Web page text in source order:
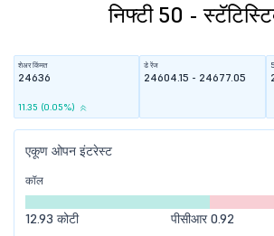
निफ्टी 50 -
शेअर किंमत
24636
11.35 (0.05%)
डे रेंज
24604.15 - 24677.05
एकूण ओपन इंटरेस्ट
कॉल
12.93 कोटी पीसीआर 0.92